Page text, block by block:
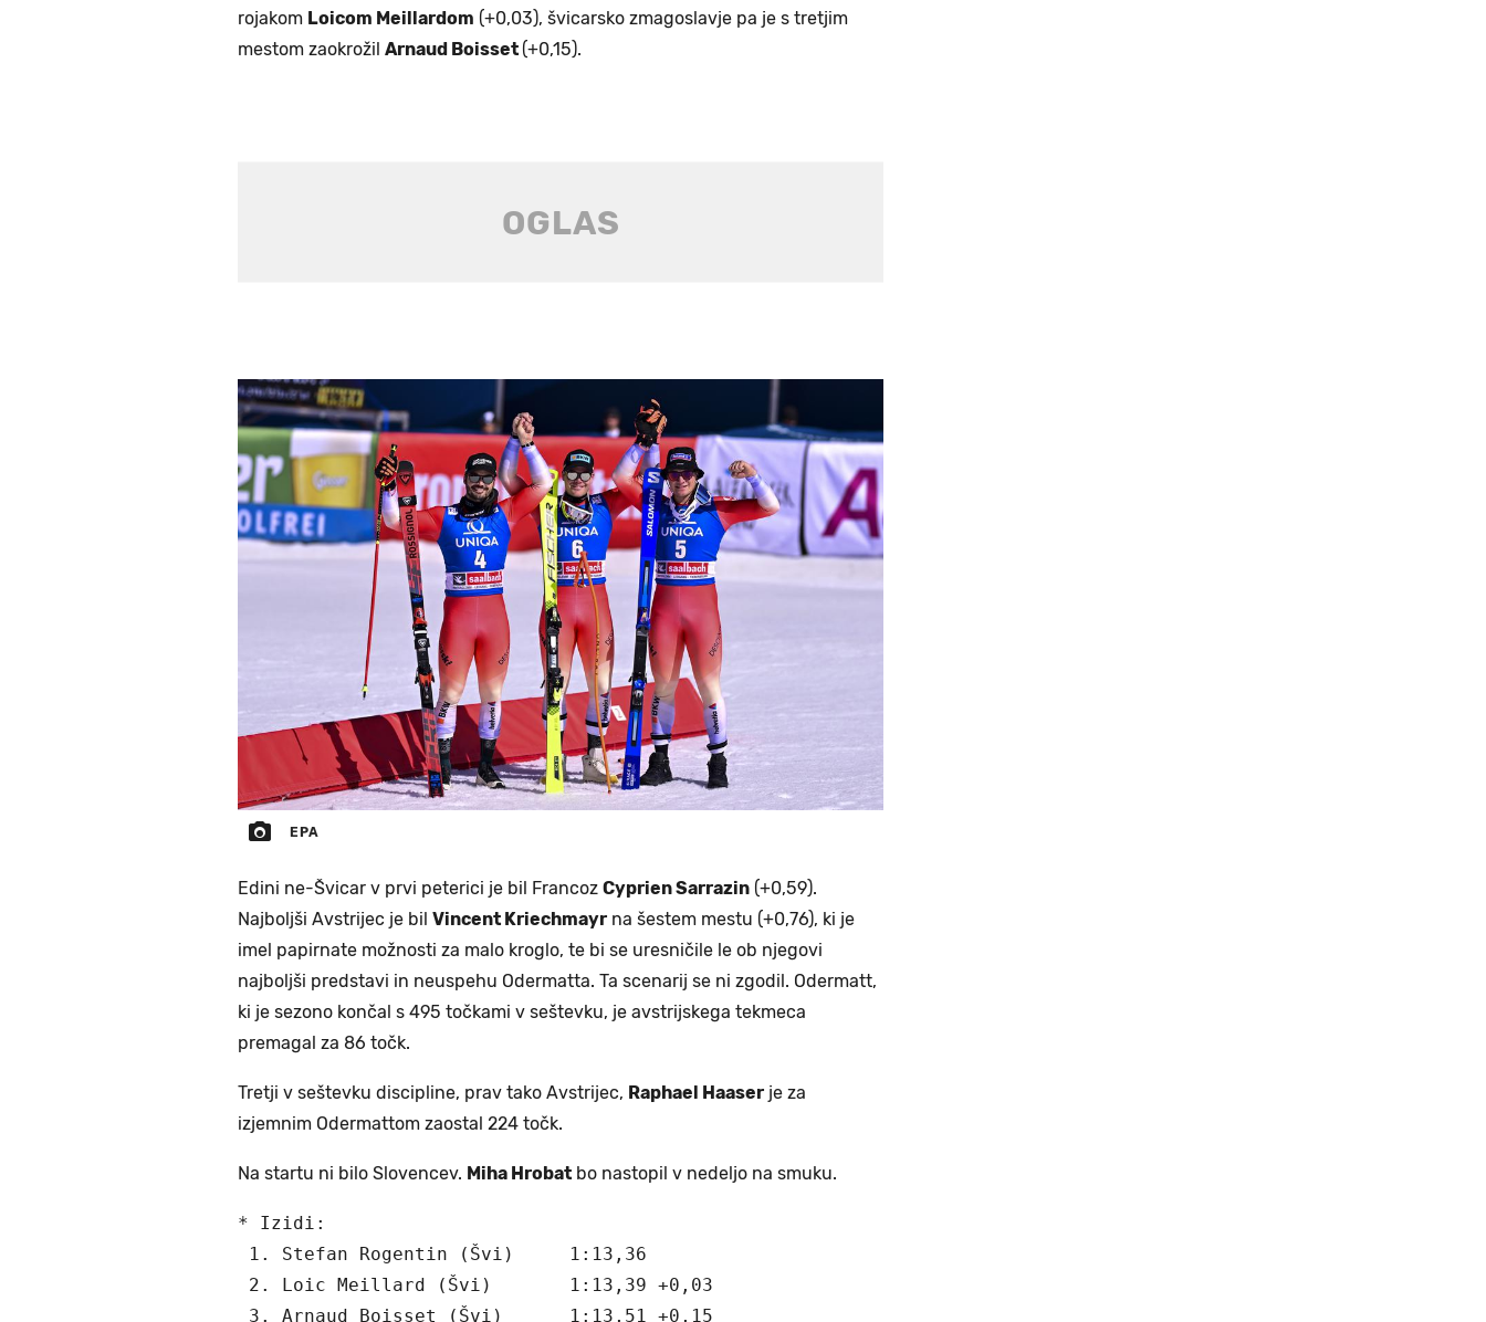
rojakom Loicom Meillardom (+0,03), švicarsko zmagoslavje pa je s tretjim
mestom zaokrožil Arnaud Boisset (+0,15).
EPA
Edini ne-Švicar v prvi peterici je bil Francoz Cyprien Sarrazin (+0,59).
Najboljši Avstrijec je bil Vincent Kriechmayr na šestem mestu (+0,76), ki je
imel papirnate možnosti za malo kroglo, te bi se uresničile le ob njegovi
najboljši predstavi in neuspehu Odermatta. Ta scenarij se ni zgodil. Odermatt,
ki je sezono končal s 495 točkami v seštevku, je avstrijskega tekmeca
premagal za 86 točk.
Tretji v seštevku discipline, prav tako Avstrijec, Raphael Haaser je za
izjemnim Odermattom zaostal 224 točk.
Na startu ni bilo Slovencev. Miha Hrobat bo nastopil v nedeljo na smuku.
* Izidi:
1. Stefan Rogentin (Švi)     1:13,36
2. Loic Meillard (Švi)       1:13,39 +0,03
3. Arnaud Boisset (Švi)      1:13,51 +0,15